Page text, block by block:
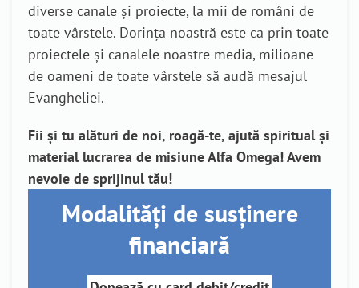
diverse canale și proiecte, la mii de români de
toate vârstele. Dorința noastră este ca prin toate
proiectele și canalele noastre media, milioane
de oameni de toate vârstele să audă mesajul
Evangheliei.
Fii și tu alături de noi, roagă-te, ajută spiritual și
material lucrarea de misiune Alfa Omega! Avem
nevoie de sprijinul tău!
Modalități de susținere
financiară